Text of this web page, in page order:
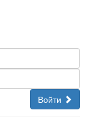
Войти